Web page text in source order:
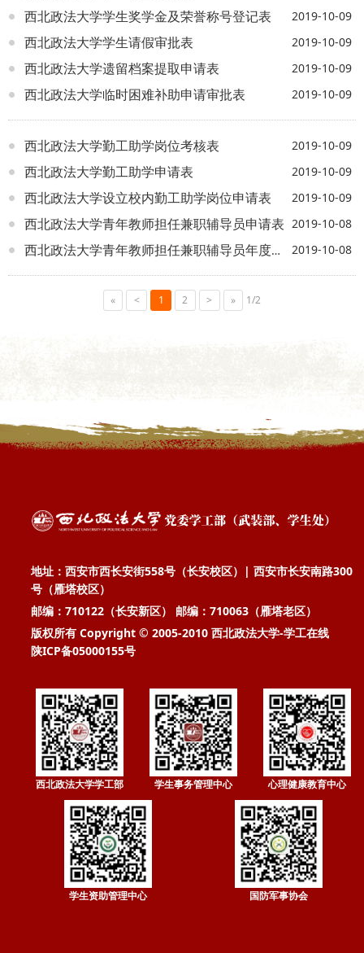
西北政法大学学生奖学金及荣誉称号登记表 2019-10-09
西北政法大学学生请假审批表 2019-10-09
西北政法大学遗留档案提取申请表 2019-10-09
西北政法大学临时困难补助申请审批表 2019-10-09
西北政法大学勤工助学岗位考核表 2019-10-09
西北政法大学勤工助学申请表 2019-10-09
西北政法大学设立校内勤工助学岗位申请表 2019-10-09
西北政法大学青年教师担任兼职辅导员申请表 2019-10-08
西北政法大学青年教师担任兼职辅导员年度考核表
2019-10-08
« < 1 2 > » 1/2
地址：西安市西长安街558号（长安校区）| 西安市长安南路300
号（雁塔校区）
邮编：710122（长安新区） 邮编：710063（雁塔老区）
版权所有 Copyright © 2005-2010 西北政法大学-学工在线
陕ICP备05000155号
西北政法大学学工部 学生事务管理中心 心理健康教育中心
学生资助管理中心 国防军事协会